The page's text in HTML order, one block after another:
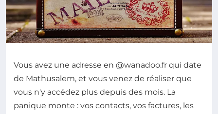
Vous avez une adresse en @wanadoo.fr qui date
de Mathusalem, et vous venez de réaliser que
vous n'y accédez plus depuis des mois. La
panique monte : vos contacts, vos factures, les